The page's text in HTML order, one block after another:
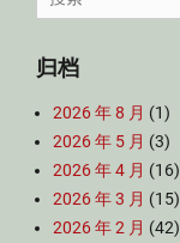
for:
归档
2026 年 8 月 (1)
2026 年 5 月 (3)
2026 年 4 月 (16)
2026 年 3 月 (15)
2026 年 2 月 (42)